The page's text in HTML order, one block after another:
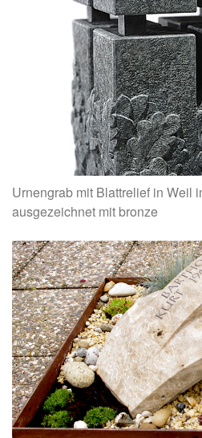
Urnengrab mit Blattrelief in Weil
ausgezeichnet mit bronze